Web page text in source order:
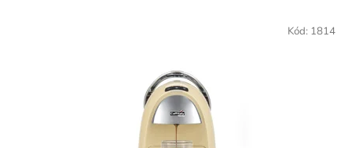
Kód: 1814